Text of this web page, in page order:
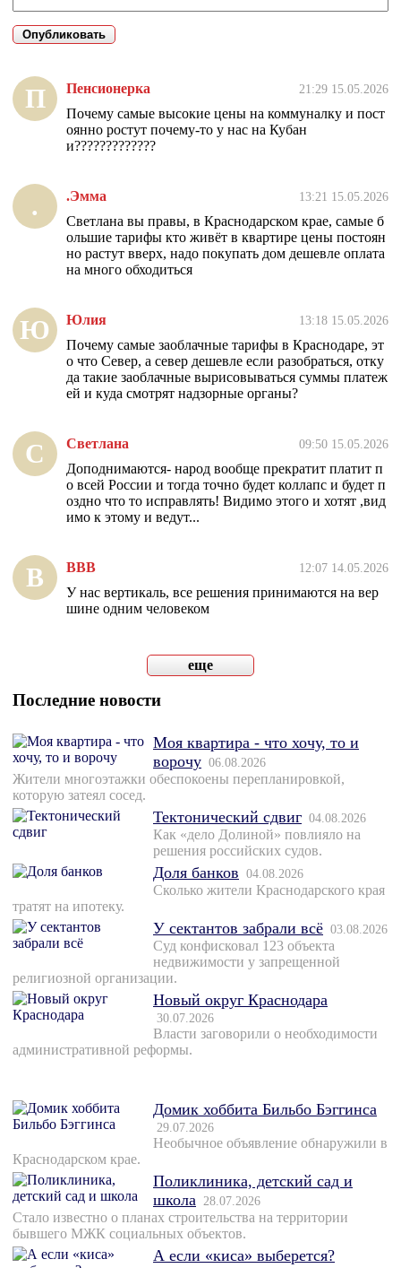
П Пенсионерка 21:29 15.05.2026
Почему самые высокие цены на коммуналку и пост
оянно ростут почему-то у нас на Кубан
и?????????????
. .Эмма 13:21 15.05.2026
Светлана вы правы, в Краснодарском крае, самые б
ольшие тарифы кто живёт в квартире цены постоян
но растут вверх, надо покупать дом дешевле оплата
на много обходиться
Ю Юлия 13:18 15.05.2026
Почему самые заоблачные тарифы в Краснодаре, эт
о что Север, а север дешевле если разобраться, отку
да такие заоблачные вырисовываться суммы платеж
ей и куда смотрят надзорные органы?
С Светлана 09:50 15.05.2026
Доподнимаются- народ вообще прекратит платит п
о всей России и тогда точно будет коллапс и будет п
оздно что то исправлять! Видимо этого и хотят ,вид
имо к этому и ведут...
В ВВВ 12:07 14.05.2026
У нас вертикаль, все решения принимаются на вер
шине одним человеком
еще
Последние новости
Моя квартира - что хочу, то и
ворочу 06.08.2026
Жители многоэтажки обеспокоены перепланировкой,
которую затеял сосед.
Тектонический сдвиг 04.08.2026
Как «дело Долиной» повлияло на
решения российских судов.
Доля банков 04.08.2026
Сколько жители Краснодарского края
тратят на ипотеку.
У сектантов забрали всё 03.08.2026
Суд конфисковал 123 объекта
недвижимости у запрещенной
религиозной организации.
Новый округ Краснодара
30.07.2026
Власти заговорили о необходимости
административной реформы.
Домик хоббита Бильбо Бэггинса
29.07.2026
Необычное объявление обнаружили в
Краснодарском крае.
Поликлиника, детский сад и
школа 28.07.2026
Стало известно о планах строительства на территории
бывшего МЖК социальных объектов.
А если «киса» выберется?